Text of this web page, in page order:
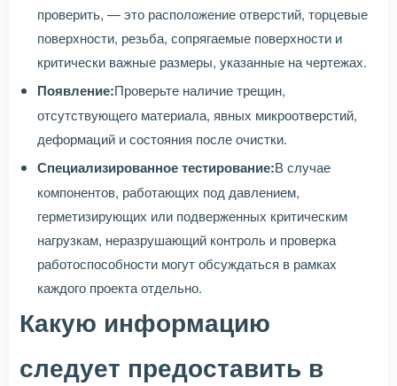
проверить, — это расположение отверстий, торцевые
поверхности, резьба, сопрягаемые поверхности и
критически важные размеры, указанные на чертежах.
Появление:Проверьте наличие трещин,
отсутствующего материала, явных микроотверстий,
деформаций и состояния после очистки.
Специализированное тестирование:В случае
компонентов, работающих под давлением,
герметизирующих или подверженных критическим
нагрузкам, неразрушающий контроль и проверка
работоспособности могут обсуждаться в рамках
каждого проекта отдельно.
Какую информацию
следует предоставить в